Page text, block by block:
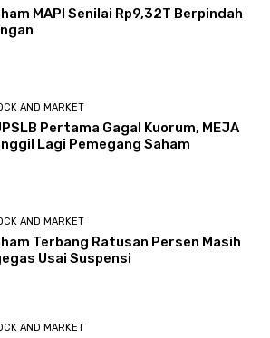
MAPI Senilai Rp9,32T Berpindah
AND MARKET
Pertama Gagal Kuorum, MEJA
Lagi Pemegang Saham
AND MARKET
Terbang Ratusan Persen Masih
Usai Suspensi
AND MARKET